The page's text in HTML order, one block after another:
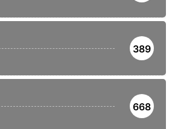
389
668